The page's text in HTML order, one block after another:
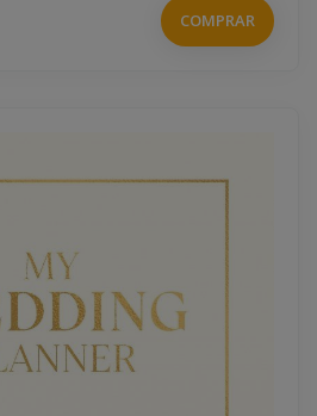
COMPRAR